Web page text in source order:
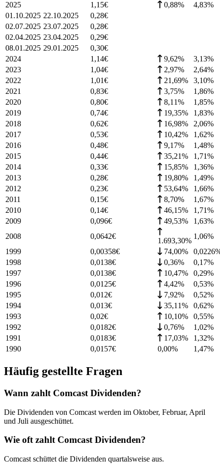
2025
1,15€ 0,88% 4,83%
01.10.2025 22.10.2025 0,28€
02.07.2025 23.07.2025 0,28€
02.04.2025 23.04.2025 0,29€
08.01.2025 29.01.2025 0,30€
2024
1,14€ 9,62% 3,13%
2023
1,04€ 2,97% 2,64%
2022
1,01€ 21,69% 3,10%
2021
0,83€ 3,75% 1,86%
2020
0,80€ 8,11% 1,85%
2019
0,74€ 19,35% 1,83%
2018
0,62€ 16,98% 2,06%
2017
0,53€ 10,42% 1,62%
2016
0,48€ 9,17% 1,48%
2015
0,44€ 35,21% 1,71%
2014
0,33€ 15,85% 1,36%
2013
0,28€ 19,80% 1,49%
2012
0,23€ 53,64% 1,66%
2011
0,15€ 8,70% 1,67%
2010
0,14€ 46,15% 1,71%
2009
0,096€ 49,53% 1,63%
2008
0,0642€
1.693,30%
1,06%
1999
0,00358€ 74,00% 0,0226
1998
0,0138€ 0,36% 0,17%
1997
0,0138€ 10,47% 0,29%
1996
0,0125€ 4,42% 0,53%
1995
0,012€ 7,92% 0,52%
1994
0,013€ 35,11% 0,62%
1993
0,02€ 10,10% 0,55%
1992
0,0182€ 0,76% 1,02%
1991
0,0183€ 17,03% 1,32%
1990
0,0157€ 0,00% 1,47%
Häufig gestellte Fragen
Wann zahlt Comcast Dividenden?
Die Dividenden von Comcast werden im Oktober, Februar, April
und Juli ausgeschüttet.
Wie oft zahlt Comcast Dividenden?
Comcast schüttet die Dividenden quartalsweise aus.